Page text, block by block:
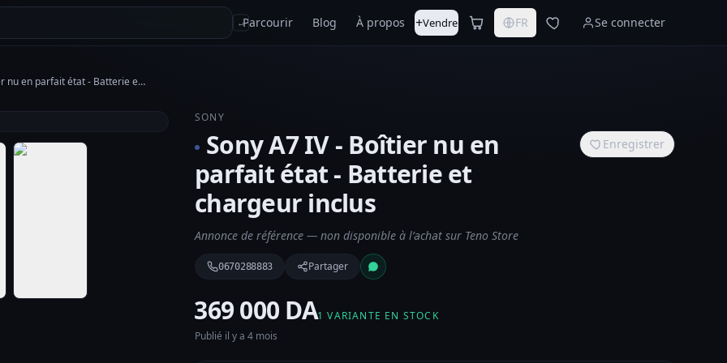
↵Parcourir Blog À propos +Vendre FR Se connecter
Sony A7 IV - Boîtier nu en parfait état - Batterie et chargeur inclus
SONY
Sony A7 IV - Boîtier nu en
parfait état - Batterie et
chargeur inclus
Enregistrer
Annonce de référence — non disponible à l’achat sur Teno Store
0670288883 Partager
⁦369 000 DA⁩1 VARIANTE EN STOCK
Publié il y a 4 mois